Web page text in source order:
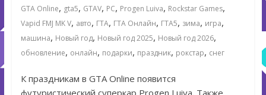
GTA Online, gta5, GTAV, PC, Progen Luiva, Rockstar Games,
Vapid FMJ MK V, авто, ГТА, ГТА Онлайн, ГТА5, зима, игра,
машина, Новый год, Новый год 2025, Новый год 2026,
обновление, онлайн, подарки, праздник, рокстар, снег
К праздникам в GTA Online появится
футуристический суперкар Progen Luiva. Также